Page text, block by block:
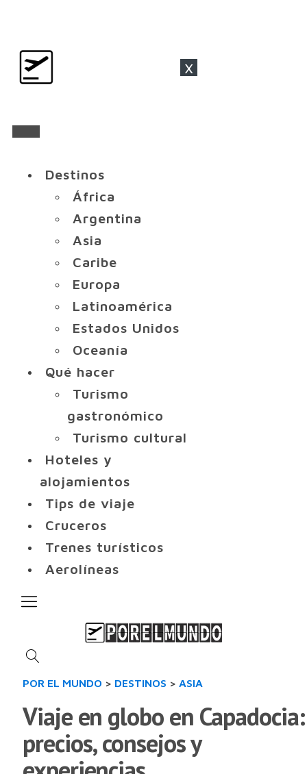
x
Destinos
África
Argentina
Asia
Caribe
Europa
Latinoamérica
Estados Unidos
Oceanía
Qué hacer
Turismo
gastronómico
Turismo cultural
Hoteles y
alojamientos
Tips de viaje
Cruceros
Trenes turísticos
Aerolíneas
POR EL MUNDO > DESTINOS > ASIA
Viaje en globo en Capadocia:
precios, consejos y